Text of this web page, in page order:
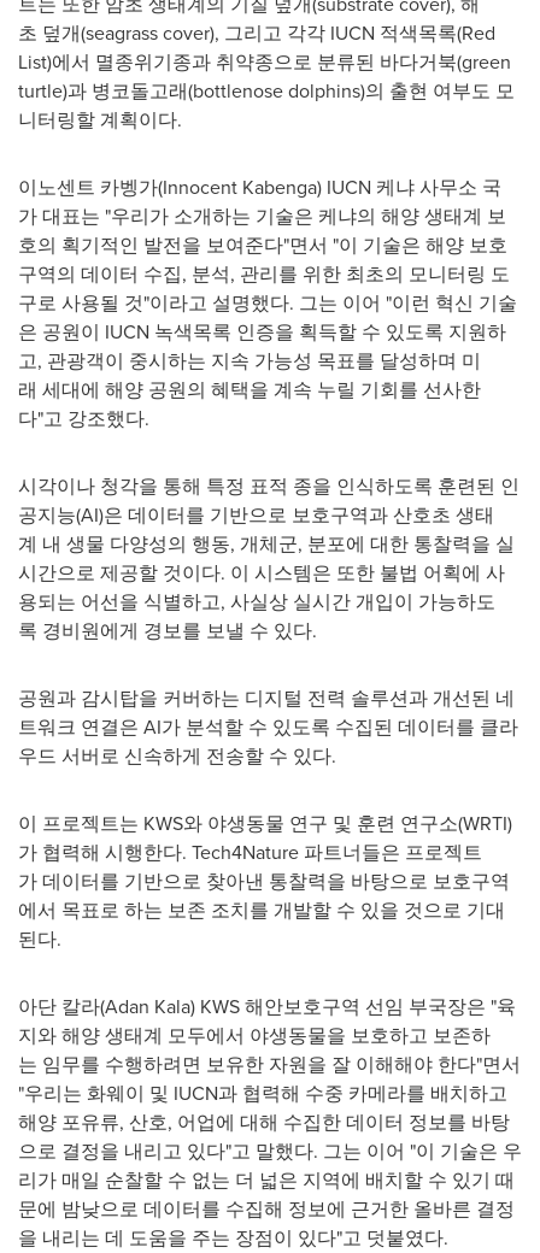
초 덮개(seagrass cover), 그리고 각각 IUCN 적색목록(Red
List)에서 멸종위기종과 취약종으로 분류된 바다거북(green
turtle)과 병코돌고래(bottlenose dolphins)의 출현 여부도 모
니터링할 계획이다.
이노센트 카벵가(Innocent Kabenga) IUCN 케냐 사무소 국
가 대표는 "우리가 소개하는 기술은 케냐의 해양 생태계 보
호의 획기적인 발전을 보여준다"면서 "이 기술은 해양 보호
구역의 데이터 수집, 분석, 관리를 위한 최초의 모니터링 도
구로 사용될 것"이라고 설명했다. 그는 이어 "이런 혁신 기술
은 공원이 IUCN 녹색목록 인증을 획득할 수 있도록 지원하
고, 관광객이 중시하는 지속 가능성 목표를 달성하며 미
래 세대에 해양 공원의 혜택을 계속 누릴 기회를 선사한
다"고 강조했다.
시각이나 청각을 통해 특정 표적 종을 인식하도록 훈련된 인
공지능(AI)은 데이터를 기반으로 보호구역과 산호초 생태
계 내 생물 다양성의 행동, 개체군, 분포에 대한 통찰력을 실
시간으로 제공할 것이다. 이 시스템은 또한 불법 어획에 사
용되는 어선을 식별하고, 사실상 실시간 개입이 가능하도
록 경비원에게 경보를 보낼 수 있다.
공원과 감시탑을 커버하는 디지털 전력 솔루션과 개선된 네
트워크 연결은 AI가 분석할 수 있도록 수집된 데이터를 클라
우드 서버로 신속하게 전송할 수 있다.
이 프로젝트는 KWS와 야생동물 연구 및 훈련 연구소(WRTI)
가 협력해 시행한다. Tech4Nature 파트너들은 프로젝트
가 데이터를 기반으로 찾아낸 통찰력을 바탕으로 보호구역
에서 목표로 하는 보존 조치를 개발할 수 있을 것으로 기대
된다.
아단 칼라(Adan Kala) KWS 해안보호구역 선임 부국장은 "육
지와 해양 생태계 모두에서 야생동물을 보호하고 보존하
는 임무를 수행하려면 보유한 자원을 잘 이해해야 한다"면서
"우리는 화웨이 및 IUCN과 협력해 수중 카메라를 배치하고
해양 포유류, 산호, 어업에 대해 수집한 데이터 정보를 바탕
으로 결정을 내리고 있다"고 말했다. 그는 이어 "이 기술은 우
리가 매일 순찰할 수 없는 더 넓은 지역에 배치할 수 있기 때
문에 밤낮으로 데이터를 수집해 정보에 근거한 올바른 결정
을 내리는 데 도움을 주는 장점이 있다"고 덧붙였다.